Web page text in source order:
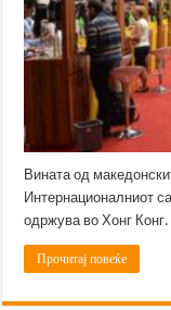
Вината од
Интернационалниот
одржува во Хонг Конг.
Прочитај повеќе